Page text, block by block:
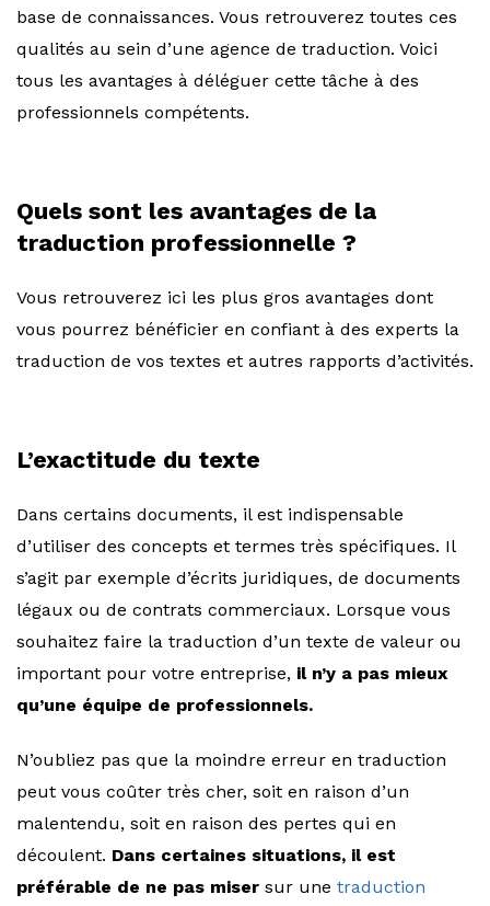
base de connaissances. Vous retrouverez toutes ces
qualités au sein d’une agence de traduction. Voici
tous les avantages à déléguer cette tâche à des
professionnels compétents.
Quels sont les avantages de la
traduction professionnelle ?
Vous retrouverez ici les plus gros avantages dont
vous pourrez bénéficier en confiant à des experts la
traduction de vos textes et autres rapports d’activités.
L’exactitude du texte
Dans certains documents, il est indispensable
d’utiliser des concepts et termes très spécifiques. Il
s’agit par exemple d’écrits juridiques, de documents
légaux ou de contrats commerciaux. Lorsque vous
souhaitez faire la traduction d’un texte de valeur ou
important pour votre entreprise, il n’y a pas mieux
qu’une équipe de professionnels.
N’oubliez pas que la moindre erreur en traduction
peut vous coûter très cher, soit en raison d’un
malentendu, soit en raison des pertes qui en
découlent. Dans certaines situations, il est
préférable de ne pas miser sur une traduction